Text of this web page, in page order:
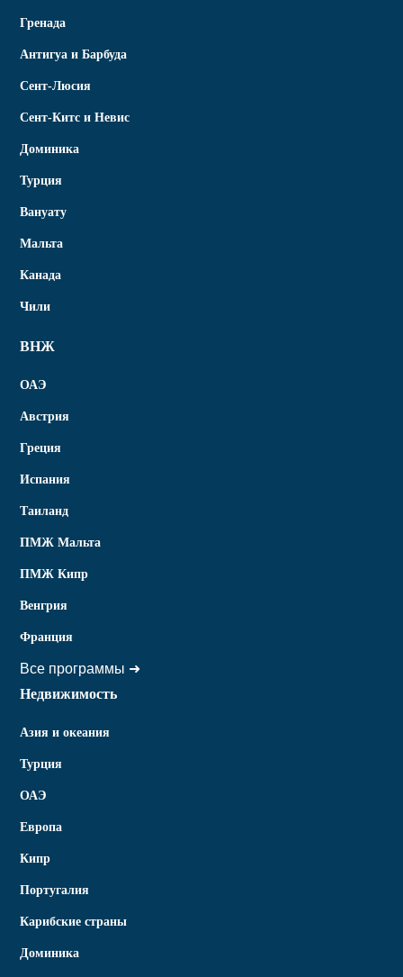
Гренада
Антигуа и Барбуда
Сент-Люсия
Сент-Китс и Невис
Доминика
Турция
Вануату
Мальта
Канада
Чили
ВНЖ
ОАЭ
Австрия
Греция
Испания
Таиланд
ПМЖ Мальта
ПМЖ Кипр
Венгрия
Франция
Все программы ➜
Недвижимость
Азия и океания
Турция
ОАЭ
Европа
Кипр
Португалия
Карибские страны
Доминика